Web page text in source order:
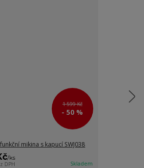
1 599 Kč
- 50 %
mikina s kapucí SWJ038
/ks
DPH Skladem